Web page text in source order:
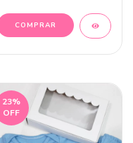
23%
OFF